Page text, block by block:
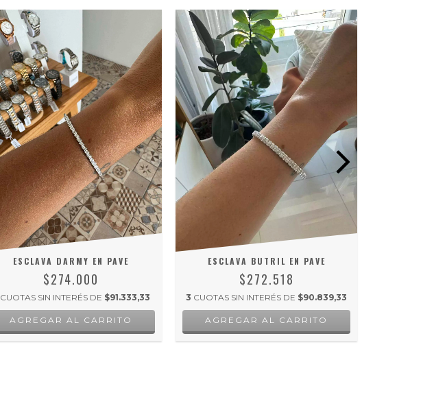
ESCLAVA DARMY EN PAVE
$274.000
CUOTAS SIN INTERÉS DE $91.333,33
ESCLAVA BUTRIL EN PAVE
$272.518
3 CUOTAS SIN INTERÉS DE $90.839,33